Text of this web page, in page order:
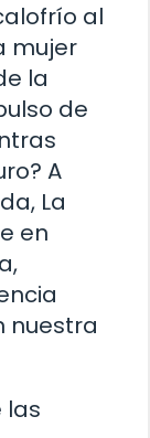
al
mujer
la
de
A
La
en
nuestra
las